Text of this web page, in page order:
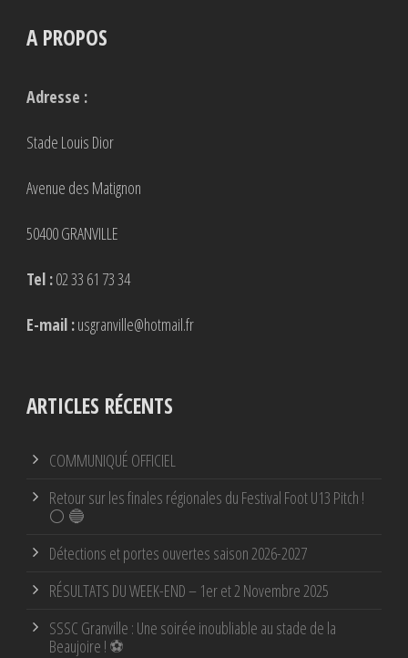
A PROPOS
Adresse :
Stade Louis Dior
Avenue des Matignon
50400 GRANVILLE
Tel :02 33 61 73 34
E-mail :usgranville@hotmail.fr
ARTICLES RÉCENTS
COMMUNIQUÉ OFFICIEL
Retour sur les finales régionales du Festival Foot U13 Pitch !
⚪ 🔵
Détections et portes ouvertes saison 2026-2027
RÉSULTATS DU WEEK-END – 1er et 2 Novembre 2025
SSSC Granville : Une soirée inoubliable au stade de la
Beaujoire ! ⚽